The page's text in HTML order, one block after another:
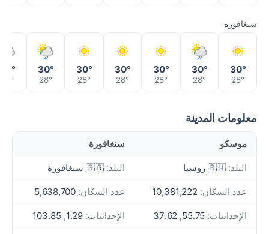
سنغافورة
30°
28°
30°
28°
30°
28°
30°
28°
30°
28°
30°
28°
28°
معلومات المدينة
موسكو سنغافورة
البلد: 🇷🇺 روسيا البلد: 🇸🇬 سنغافورة
عدد السكان: عدد السكان:
الإحداثيات: الإحداثيات: